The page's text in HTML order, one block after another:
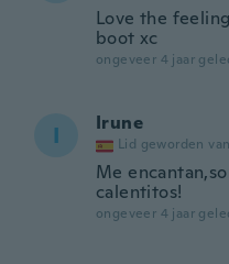
Love the
boot xc
ongeveer 4 jaar
I Irune
Lid geworden
Me
calentitos!
ongeveer 4 jaar